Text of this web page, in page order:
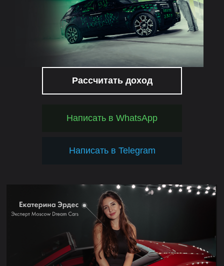
Рассчитать доход
Написать в WhatsApp
Написать в Telegram